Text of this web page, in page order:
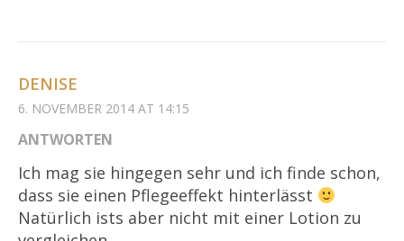
DENISE
6. NOVEMBER 2014 AT 14:15
ANTWORTEN
Ich mag sie hingegen sehr und ich finde schon,
dass sie einen Pflegeeffekt hinterlässt
Natürlich ists aber nicht mit einer Lotion zu